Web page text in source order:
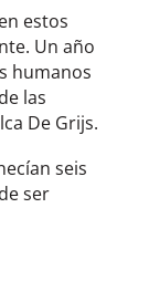
estos
Un año
humanos
las
De Grijs.
seis
ser